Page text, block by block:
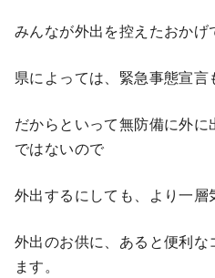
みんなが外出を控えたおかげ
県によっては、緊急事態宣言
だからといって無防備に外
ではないので
外出するにしても、より一層
外出のお供に、あると便利
ます。